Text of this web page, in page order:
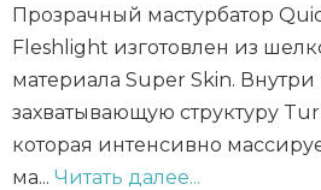
Прозрачный мастурбатор
Fleshlight изготовлен из
материала Super Skin.
захватывающую структуру
которая интенсивно
ма... Читать далее...